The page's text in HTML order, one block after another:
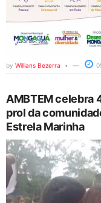
by Willians Bezerra
AMBTEM celebra
prol da
Estrela Marinha